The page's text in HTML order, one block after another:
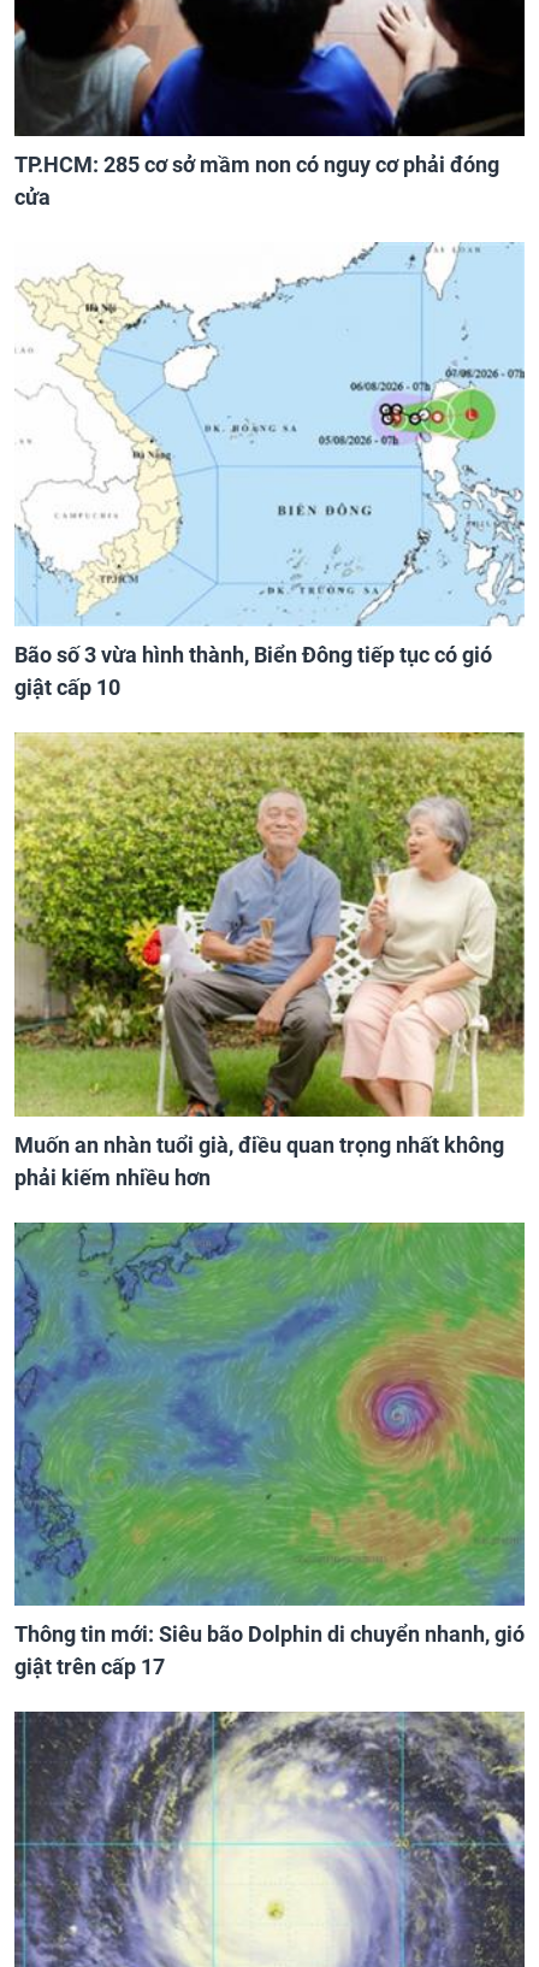
TP.HCM: 285 cơ sở mầm non có nguy cơ phải đóng
cửa
Bão số 3 vừa hình thành, Biển Đông tiếp tục có gió
giật cấp 10
Muốn an nhàn tuổi già, điều quan trọng nhất không
phải kiếm nhiều hơn
Thông tin mới: Siêu bão Dolphin di chuyển nhanh, gió
giật trên cấp 17